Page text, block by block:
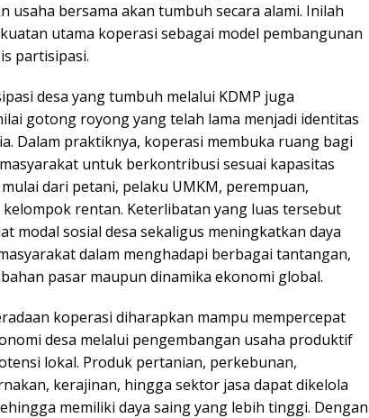
usaha bersama akan tumbuh secara alami. Inilah
utama koperasi sebagai model pembangunan
partisipasi.
desa yang tumbuh melalui KDMP juga
gotong royong yang telah lama menjadi identitas
Dalam praktiknya, koperasi membuka ruang bagi
untuk berkontribusi sesuai kapasitas
dari petani, pelaku UMKM, perempuan,
kelompok rentan. Keterlibatan yang luas tersebut
modal sosial desa sekaligus meningkatkan daya
dalam menghadapi berbagai tantangan,
pasar maupun dinamika ekonomi global.
koperasi diharapkan mampu mempercepat
desa melalui pengembangan usaha produktif
lokal. Produk pertanian, perkebunan,
kerajinan, hingga sektor jasa dapat dikelola
memiliki daya saing yang lebih tinggi. Dengan